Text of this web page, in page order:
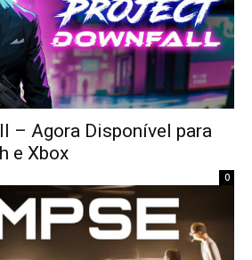
– Agora Disponível para
e Xbox
0